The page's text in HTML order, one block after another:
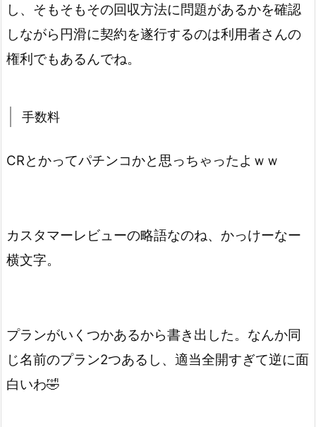
し、そもそもその回収方法に問題があるかを確認
しながら円滑に契約を遂行するのは利用者さんの
権利でもあるんでね。
手数料
CRとかってパチンコかと思っちゃったよｗｗ
カスタマーレビューの略語なのね、かっけーなー
横文字。
プランがいくつかあるから書き出した。なんか同
じ名前のプラン2つあるし、適当全開すぎて逆に面
白いわ🤣